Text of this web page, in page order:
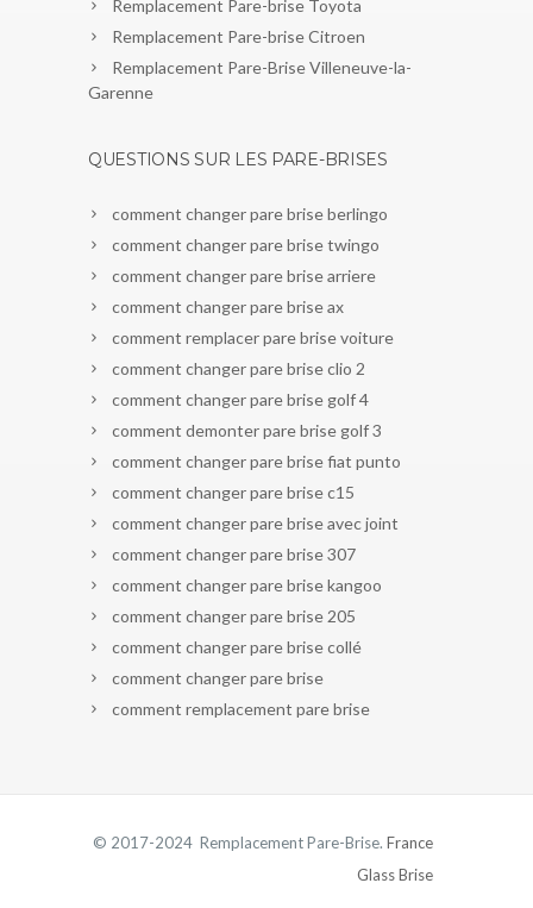
Remplacement Pare-brise Toyota
Remplacement Pare-brise Citroen
Remplacement Pare-Brise Villeneuve-la-
Garenne
QUESTIONS SUR LES PARE-BRISES
comment changer pare brise berlingo
comment changer pare brise twingo
comment changer pare brise arriere
comment changer pare brise ax
comment remplacer pare brise voiture
comment changer pare brise clio 2
comment changer pare brise golf 4
comment demonter pare brise golf 3
comment changer pare brise fiat punto
comment changer pare brise c15
comment changer pare brise avec joint
comment changer pare brise 307
comment changer pare brise kangoo
comment changer pare brise 205
comment changer pare brise collé
comment changer pare brise
comment remplacement pare brise
© 2017-2024 Remplacement Pare-Brise. France
Glass Brise